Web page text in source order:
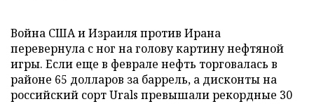
Война США и Израиля против Ирана
перевернула с ног на голову картину нефтяной
игры. Если еще в феврале нефть торговалась в
районе 65 долларов за баррель, а дисконты на
российский сорт Urals превышали рекордные 30